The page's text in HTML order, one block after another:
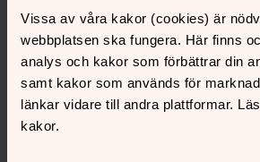
Vissa av våra kakor (cookies) är
webbplatsen ska fungera. Här finns
analys och kakor som förbättrar din
samt kakor som används för
länkar vidare till andra plattformar.
kakor.
Kontaktperson